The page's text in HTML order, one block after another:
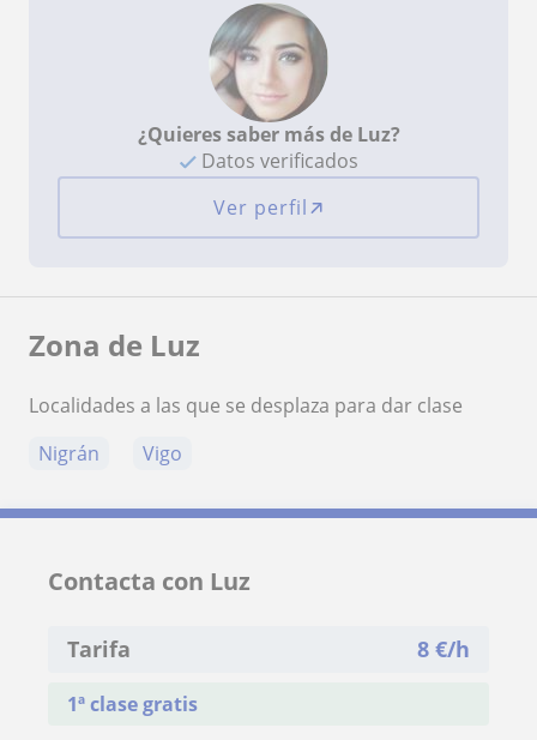
¿Quieres saber más de Luz?
Datos verificados
Ver perfil
Zona de Luz
Localidades a las que se desplaza para dar clase
Nigrán
Vigo
Contacta con Luz
Tarifa 8 €/h
1ª clase gratis